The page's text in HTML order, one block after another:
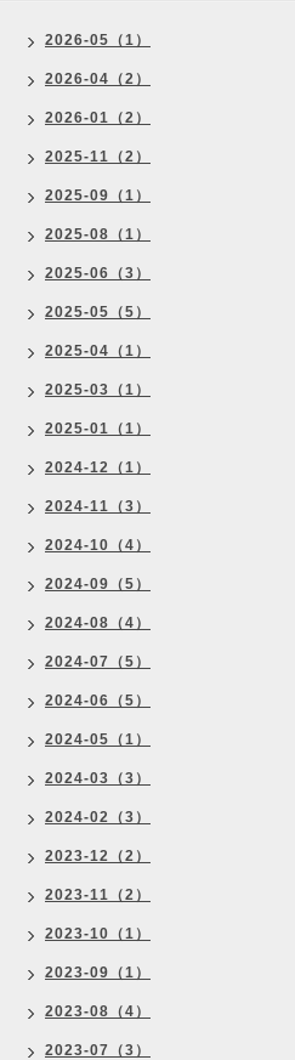
2026-05（1）
2026-04（2）
2026-01（2）
2025-11（2）
2025-09（1）
2025-08（1）
2025-06（3）
2025-05（5）
2025-04（1）
2025-03（1）
2025-01（1）
2024-12（1）
2024-11（3）
2024-10（4）
2024-09（5）
2024-08（4）
2024-07（5）
2024-06（5）
2024-05（1）
2024-03（3）
2024-02（3）
2023-12（2）
2023-11（2）
2023-10（1）
2023-09（1）
2023-08（4）
2023-07（3）